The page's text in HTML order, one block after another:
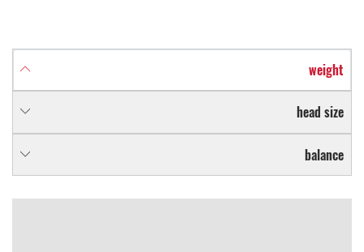
weight
head size
balance